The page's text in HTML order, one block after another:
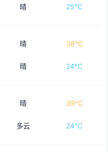
晴 25℃
晴 38℃
晴 24℃
晴 39℃
多云 24℃